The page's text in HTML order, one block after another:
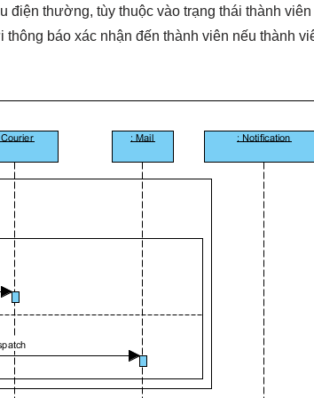
điện thường, tùy thuộc vào trạng thái thành
báo xác nhận đến thành viên nếu thành